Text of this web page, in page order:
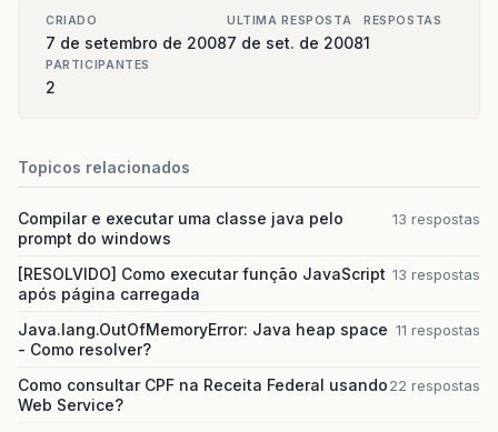
CRIADO
7 de setembro de 2008
ULTIMA RESPOSTA
7 de set. de 2008
RESPOSTAS
1
PARTICIPANTES
2
Topicos relacionados
Compilar e executar uma classe java pelo
prompt do windows
13 respostas
[RESOLVIDO] Como executar função JavaScript
após página carregada
13 respostas
Java.lang.OutOfMemoryError: Java heap space
- Como resolver?
11 respostas
Como consultar CPF na Receita Federal usando
Web Service?
22 respostas